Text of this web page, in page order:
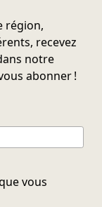
région,
recevez
notre
abonner !
vous